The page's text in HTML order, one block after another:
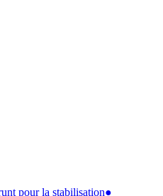
pour la stabilisation●